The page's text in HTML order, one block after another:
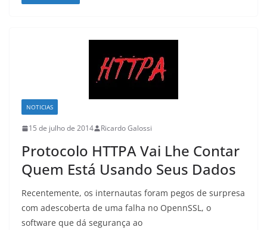
NOTICIAS
15 de julho de 2014 Ricardo Galossi
Protocolo HTTPA Vai Lhe Contar
Quem Está Usando Seus Dados
Recentemente, os internautas foram pegos de surpresa
com adescoberta de uma falha no OpennSSL, o
software que dá segurança ao